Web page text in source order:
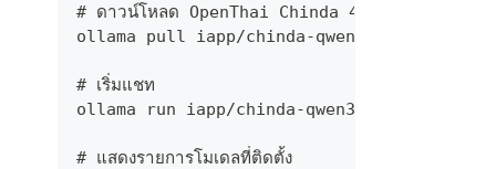
# ดาวน์โหลด OpenThai Chinda 4B
ollama pull iapp/chinda-qwen3-4b
# เริ่มแชท
ollama run iapp/chinda-qwen3-4b
# แสดงรายการโมเดลที่ติดตั้ง